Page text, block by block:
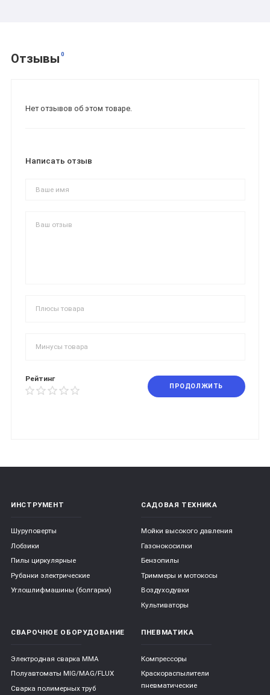
Отзывы 0
Нет отзывов об этом товаре.
Написать отзыв
Рейтинг
ПРОДОЛЖИТЬ
ИНСТРУМЕНТ
Шуруповерты
Лобзики
Пилы циркулярные
Рубанки электрические
Углошлифмашины (болгарки)
САДОВАЯ ТЕХНИКА
Мойки высокого давления
Газонокосилки
Бензопилы
Триммеры и мотокосы
Воздуходувки
Культиваторы
СВАРОЧНОЕ ОБОРУДОВАНИЕ
Электродная сварка ММА
Полуавтоматы MIG/MAG/FLUX
Сварка полимерных труб
ПНЕВМАТИКА
Компрессоры
Краскораспылители
пневматические